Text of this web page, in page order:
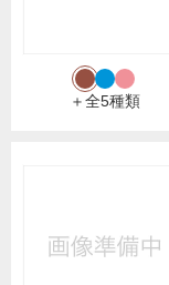
＋全5種類